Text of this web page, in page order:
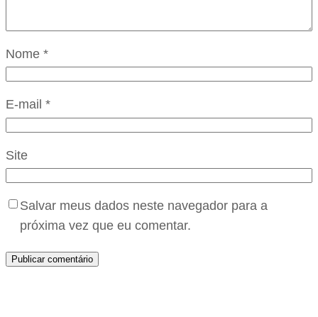
Nome *
E-mail *
Site
Salvar meus dados neste navegador para a
próxima vez que eu comentar.